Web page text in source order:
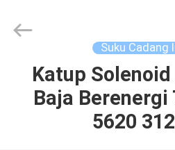
BERANDA
AUTO
PARTS
Suku Cadang
Katup
Baja
5620